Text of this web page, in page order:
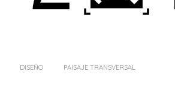
DISEÑO PAISAJE TRANSVERSAL